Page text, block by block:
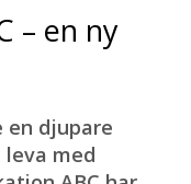
– en ny
en djupare
med